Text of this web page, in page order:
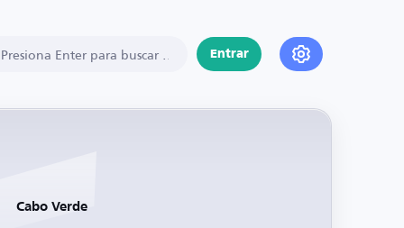
Entrar
Cabo Verde